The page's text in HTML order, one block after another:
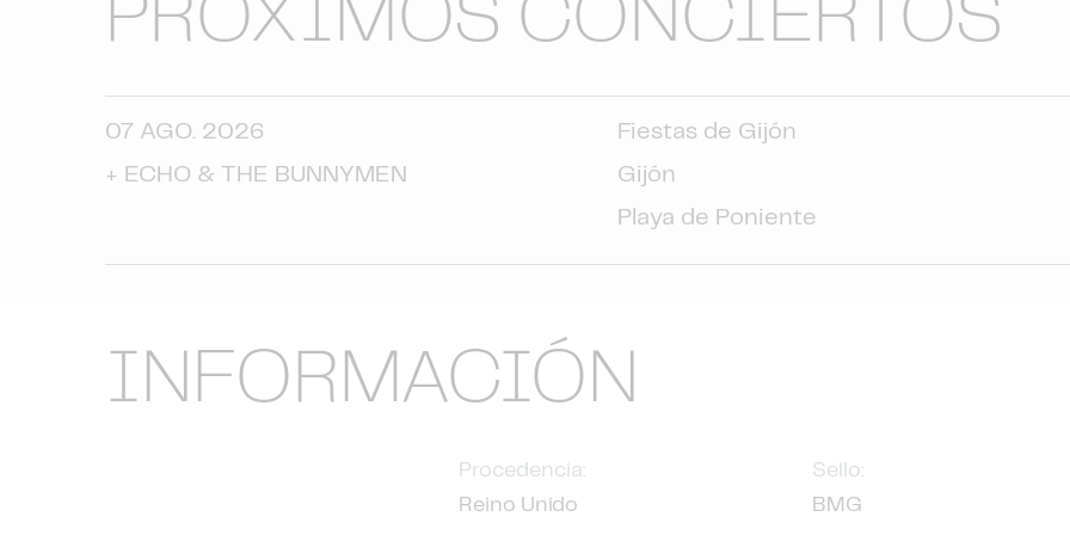
PRÓXIMOS CONCIERTOS
07 AGO. 2026
+ ECHO & THE BUNNYMEN
Fiestas de Gijón
Gijón
Playa de Poniente
INFORMACIÓN
Procedencia:
Reino Unido
Sello:
BMG